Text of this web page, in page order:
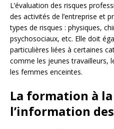
L’évaluation des risques
des activités de l’entreprise et
types de risques : physiques,
psychosociaux, etc. Elle doit
particulières liées à certaines
comme les jeunes travailleurs,
les femmes enceintes.
La formation à
l’information